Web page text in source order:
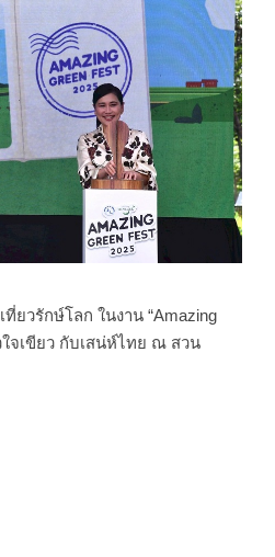
ยวรักษ์โลก ในงาน “Amazing
ใจเขียว กับเสน่ห์ไทย ณ สวน